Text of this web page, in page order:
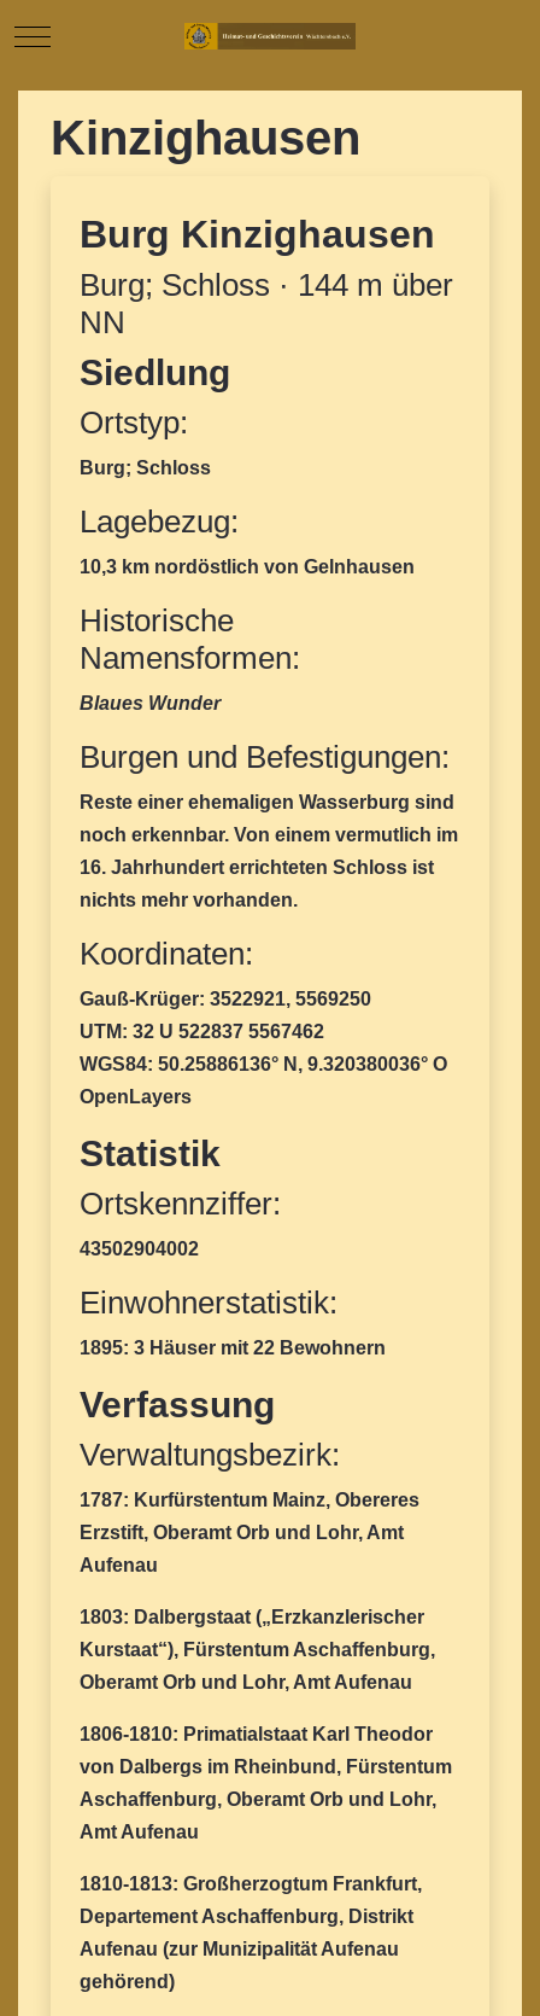
Mobile Menu Toggle
Kinzighausen
Burg Kinzighausen
Burg; Schloss · 144 m über
NN
Siedlung
Ortstyp:
Burg; Schloss
Lagebezug:
10,3 km nordöstlich von Gelnhausen
Historische
Namensformen:
Blaues Wunder
Burgen und Befestigungen:
Reste einer ehemaligen Wasserburg sind
noch erkennbar. Von einem vermutlich im
16. Jahrhundert errichteten Schloss ist
nichts mehr vorhanden.
Koordinaten:
Gauß-Krüger: 3522921, 5569250
UTM: 32 U 522837 5567462
WGS84: 50.25886136° N, 9.320380036° O
OpenLayers
Statistik
Ortskennziffer:
43502904002
Einwohnerstatistik:
1895: 3 Häuser mit 22 Bewohnern
Verfassung
Verwaltungsbezirk:
1787: Kurfürstentum Mainz, Obereres
Erzstift, Oberamt Orb und Lohr, Amt
Aufenau
1803: Dalbergstaat („Erzkanzlerischer
Kurstaat“), Fürstentum Aschaffenburg,
Oberamt Orb und Lohr, Amt Aufenau
1806-1810: Primatialstaat Karl Theodor
von Dalbergs im Rheinbund, Fürstentum
Aschaffenburg, Oberamt Orb und Lohr,
Amt Aufenau
1810-1813: Großherzogtum Frankfurt,
Departement Aschaffenburg, Distrikt
Aufenau (zur Munizipalität Aufenau
gehörend)